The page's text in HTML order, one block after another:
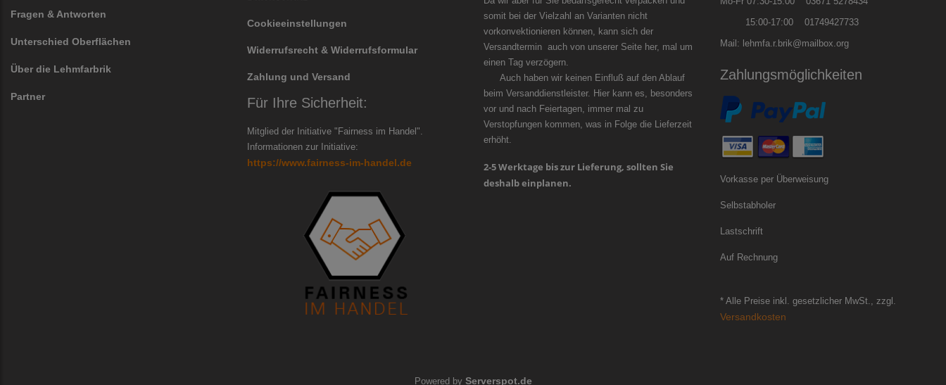
Fragen & Antworten
Unterschied Oberflächen
Über die Lehmfarbrik
Partner
Cookieeinstellungen
Widerrufsrecht & Widerrufsformular
Zahlung und Versand
Für Ihre Sicherheit:
Mitglied der Initiative "Fairness im Handel".
Informationen zur Initiative:
https://www.fairness-im-handel.de
somit bei der Vielzahl an Varianten nicht
vorkonvektionieren können, kann sich der
Versandtermin auch von unserer Seite her, mal um
einen Tag verzögern.
Auch haben wir keinen Einfluß auf den Ablauf
beim Versanddienstleister. Hier kann es, besonders
vor und nach Feiertagen, immer mal zu
Verstopfungen kommen, was in Folge die Lieferzeit
erhöht.
2-5 Werktage bis zur Lieferung, sollten Sie
deshalb einplanen.
15:00-17:00 01749427733
Mail: lehmfa.r.brik@mailbox.org
Zahlungsmöglichkeiten
Vorkasse per Überweisung
Selbstabholer
Lastschrift
Auf Rechnung
* Alle Preise inkl. gesetzlicher MwSt., zzgl.
Versandkosten
Powered by Serverspot.de